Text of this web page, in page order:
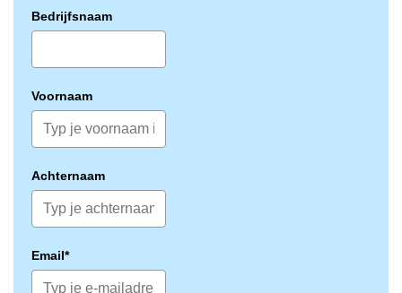
Bedrijfsnaam
Voornaam
Achternaam
Email*